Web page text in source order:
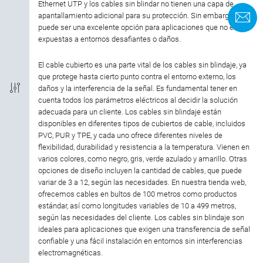
La longitud del cable
material de la carcasa
carcasa de material
Ethernet UTP y los cables sin blindar no tienen una capa de
apantallamiento adicional para su protección. Sin embargo, aún
puede ser una excelente opción para aplicaciones que no están
expuestas a entornos desafiantes o daños.
El cable cubierto es una parte vital de los cables sin blindaje, ya
que protege hasta cierto punto contra el entorno externo, los
daños y la interferencia de la señal. Es fundamental tener en
cuenta todos los parámetros eléctricos al decidir la solución
adecuada para un cliente. Los cables sin blindaje están
disponibles en diferentes tipos de cubiertos de cable, incluidos
PVC, PUR y TPE, y cada uno ofrece diferentes niveles de
flexibilidad, durabilidad y resistencia a la temperatura. Vienen en
varios colores, como negro, gris, verde azulado y amarillo. Otras
opciones de diseño incluyen la cantidad de cables, que puede
variar de 3 a 12, según las necesidades. En nuestra tienda web,
ofrecemos cables en bultos de 100 metros como productos
estándar, así como longitudes variables de 10 a 499 metros,
según las necesidades del cliente. Los cables sin blindaje son
ideales para aplicaciones que exigen una transferencia de señal
confiable y una fácil instalación en entornos sin interferencias
electromagnéticas.